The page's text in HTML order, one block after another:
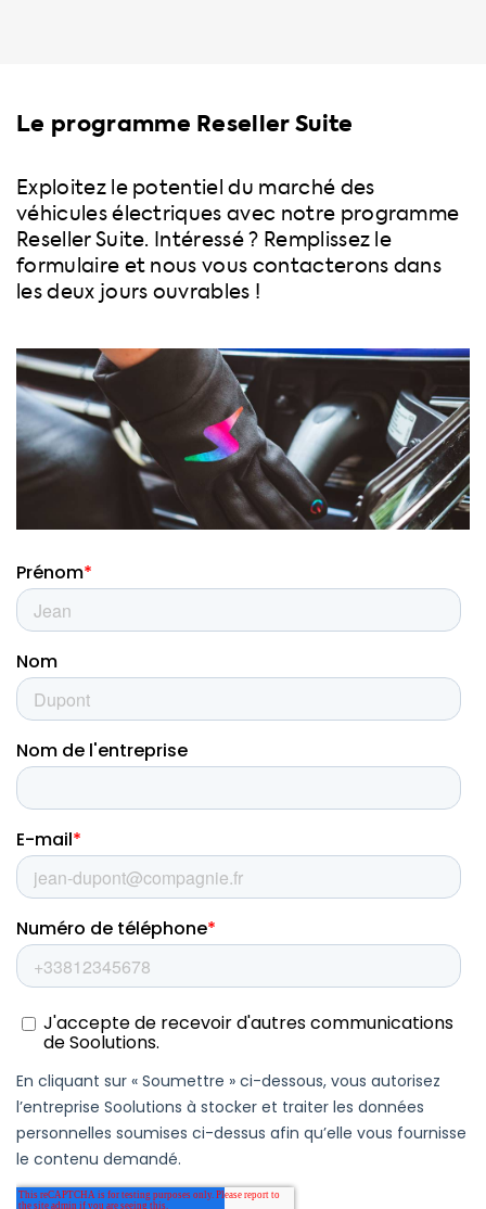
Le programme Reseller Suite
Exploitez le potentiel du marché des
véhicules électriques avec notre programme
Reseller Suite. Intéressé ? Remplissez le
formulaire et nous vous contacterons dans
les deux jours ouvrables !